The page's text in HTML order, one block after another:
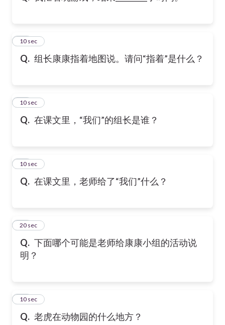
Q. 组长康康指着地图说。请问“指着”是什么？
13
10 sec
Q. 在课文里，“我们”的组长是谁？
14
10 sec
Q. 在课文里，老师给了“我们”什么？
15
10 sec
Q. 下面哪个可能是老师给康康小组的活动说
明？
16
20 sec
Q. 老虎在动物园的什么地方？
17
10 sec